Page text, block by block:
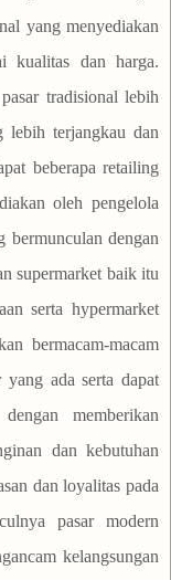
yang menyediakan
kualitas dan harga.
tradisional lebih
lebih terjangkau dan
beberapa retailing
oleh pengelola
bermunculan dengan
supermarket baik itu
serta hypermarket
bermacam-macam
yang ada serta dapat
memberikan
dan kebutuhan
dan loyalitas pada
pasar modern
kelangsungan